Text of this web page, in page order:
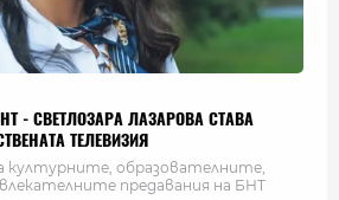
- СВЕТЛОЗАРА ЛАЗАРОВА СТАВА
ТЕЛЕВИЗИЯ
културните, образователните,
предавания на БНТ